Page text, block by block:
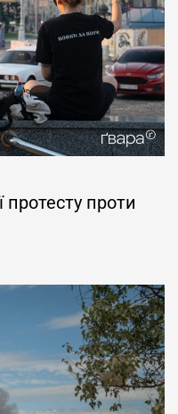
протесту проти